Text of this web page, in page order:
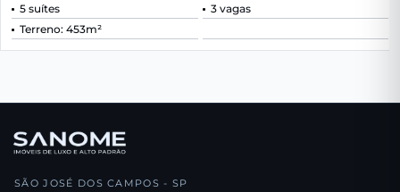
5 suítes
3 vagas
Terreno: 453m²
SÃO JOSÉ DOS CAMPOS - SP